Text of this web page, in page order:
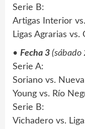
Serie B:
Artigas Interior
Ligas Agrarias vs.
• Fecha 3 (sábado
Serie A:
Soriano vs.
Young vs. Río
Serie B:
Vichadero vs.